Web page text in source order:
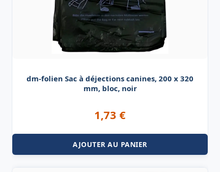
dm-folien Sac à déjections canines, 200 x 320
mm, bloc, noir
1,73 €
AJOUTER AU PANIER